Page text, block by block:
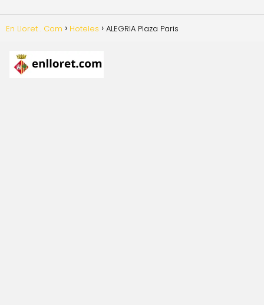
En Lloret . Com Hoteles ALEGRIA Plaza Paris